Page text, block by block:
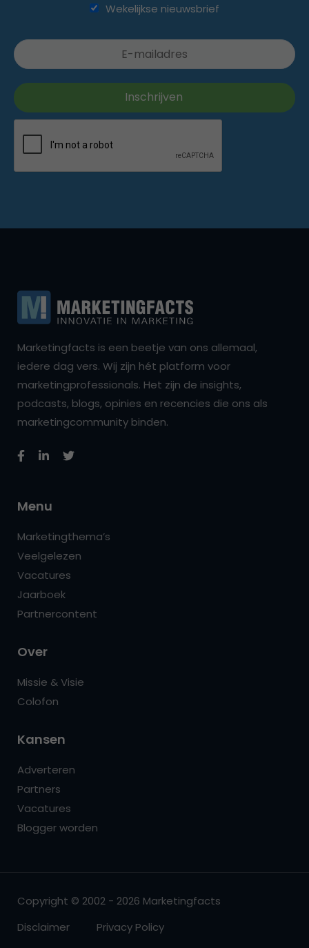
Wekelijkse nieuwsbrief
Marketingfacts is een beetje van ons allemaal,
iedere dag vers. Wij zijn hét platform voor
marketingprofessionals. Het zijn de insights,
podcasts, blogs, opinies en recencies die ons als
marketingcommunity binden.
Menu
Marketingthema’s
Veelgelezen
Vacatures
Jaarboek
Partnercontent
Over
Missie & Visie
Colofon
Kansen
Adverteren
Partners
Vacatures
Blogger worden
Copyright © 2002 - 2026 Marketingfacts
Disclaimer
Privacy Policy